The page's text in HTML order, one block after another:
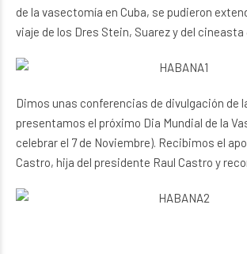
de la vasectomía en Cuba, se pudieron
viaje de los Dres Stein, Suarez y del
Dimos unas conferencias de divulgación de
presentamos el próximo Dia Mundial de la
celebrar el 7 de Noviembre). Recibimos el
Castro, hija del presidente Raul Castro y